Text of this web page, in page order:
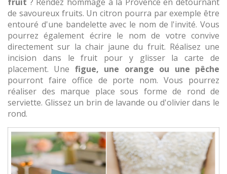
de savoureux fruits. Un citron pourra par exemple être
entouré d'une bandelette avec le nom de l'invité. Vous
pourrez également écrire le nom de votre convive
directement sur la chair jaune du fruit. Réalisez une
incision dans le fruit pour y glisser la carte de
placement. Une figue, une orange ou une pêche
pourront faire office de porte nom. Vous pourrez
réaliser des marque place sous forme de rond de
serviette. Glissez un brin de lavande ou d'olivier dans le
rond.